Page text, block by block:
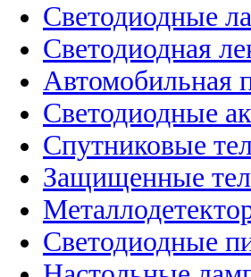
Светодиодные
Светодиодная
Автомобильная
Светодиодные
Спутниковые
Защищенные
Светодиодные